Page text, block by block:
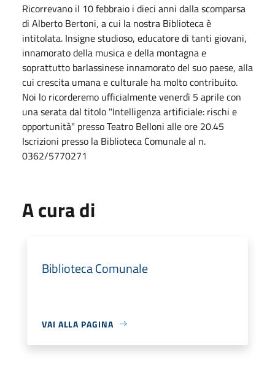
Ricorrevano il 10 febbraio i dieci anni dalla scomparsa
di Alberto Bertoni, a cui la nostra Biblioteca è
intitolata. Insigne studioso, educatore di tanti giovani,
innamorato della musica e della montagna e
soprattutto barlassinese innamorato del suo paese, alla
cui crescita umana e culturale ha molto contribuito.
Noi lo ricorderemo ufficialmente venerdì 5 aprile con
una serata dal titolo "Intelligenza artificiale: rischi e
opportunità" presso Teatro Belloni alle ore 20.45
Iscrizioni presso la Biblioteca Comunale al n.
0362/5770271
A cura di
Biblioteca Comunale
VAI ALLA PAGINA